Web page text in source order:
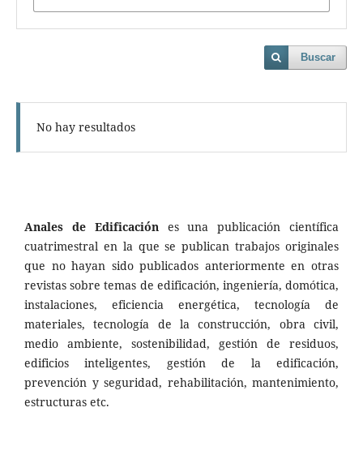
Buscar
No hay resultados
Anales de Edificación es una publicación científica
cuatrimestral en la que se publican trabajos originales
que no hayan sido publicados anteriormente en otras
revistas sobre temas de edificación, ingeniería, domótica,
instalaciones, eficiencia energética, tecnología de
materiales, tecnología de la construcción, obra civil,
medio ambiente, sostenibilidad, gestión de residuos,
edificios inteligentes, gestión de la edificación,
prevención y seguridad, rehabilitación, mantenimiento,
estructuras etc.